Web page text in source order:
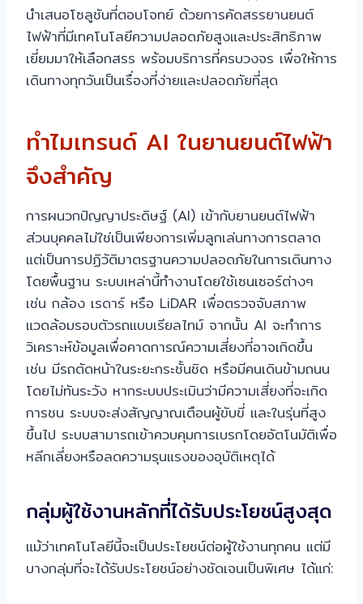
นำเสนอโซลูชันที่ตอบโจทย์ ด้วยการคัดสรรยานยนต์
ไฟฟ้าที่มีเทคโนโลยีความปลอดภัยสูงและประสิทธิภาพ
เยี่ยมมาให้เลือกสรร พร้อมบริการที่ครบวงจร เพื่อให้การ
เดินทางทุกวันเป็นเรื่องที่ง่ายและปลอดภัยที่สุด
ทำไมเทรนด์ AI ในยานยนต์ไฟฟ้า
จึงสำคัญ
การผนวกปัญญาประดิษฐ์ (AI) เข้ากับยานยนต์ไฟฟ้า
ส่วนบุคคลไม่ใช่เป็นเพียงการเพิ่มลูกเล่นทางการตลาด
แต่เป็นการปฏิวัติมาตรฐานความปลอดภัยในการเดินทาง
โดยพื้นฐาน ระบบเหล่านี้ทำงานโดยใช้เซนเซอร์ต่างๆ
เช่น กล้อง เรดาร์ หรือ LiDAR เพื่อตรวจจับสภาพ
แวดล้อมรอบตัวรถแบบเรียลไทม์ จากนั้น AI จะทำการ
วิเคราะห์ข้อมูลเพื่อคาดการณ์ความเสี่ยงที่อาจเกิดขึ้น
เช่น มีรถตัดหน้าในระยะกระชั้นชิด หรือมีคนเดินข้ามถนน
โดยไม่ทันระวัง หากระบบประเมินว่ามีความเสี่ยงที่จะเกิด
การชน ระบบจะส่งสัญญาณเตือนผู้ขับขี่ และในรุ่นที่สูง
ขึ้นไป ระบบสามารถเข้าควบคุมการเบรกโดยอัตโนมัติเพื่อ
หลีกเลี่ยงหรือลดความรุนแรงของอุบัติเหตุได้
กลุ่มผู้ใช้งานหลักที่ได้รับประโยชน์สูงสุด
แม้ว่าเทคโนโลยีนี้จะเป็นประโยชน์ต่อผู้ใช้งานทุกคน แต่มี
บางกลุ่มที่จะได้รับประโยชน์อย่างชัดเจนเป็นพิเศษ ได้แก่: